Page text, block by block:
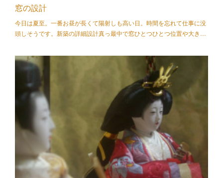
窓の設計
今日は夏至。一番お昼が長くて陽射しも高い日。時間を忘れて仕事に没
頭しそうです。新築の詳細設計真っ最中で窓ひとつひとつ位置や大き…